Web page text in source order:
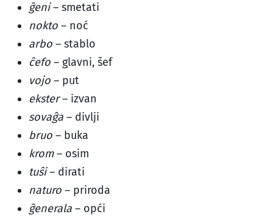
ĝeni– smetati
nokto – noć
arbo – stablo
ĉefo – glavni, šef
vojo – put
ekster– izvan
sovaĝa – divlji
bruo – buka
krom– osim
tuŝi– dirati
naturo – priroda
ĝenerala – opći